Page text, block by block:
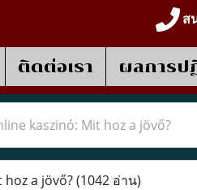
ส
ติดต่อเรา ผลการป
kaszinó: Mit hoz a jövő?
hoz a jövő?(1042 อ่าน)